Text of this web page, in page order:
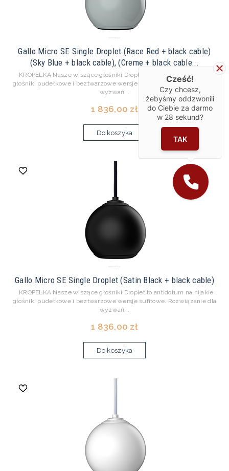
Gallo Micro SE Single Droplet (Race Red + black cable)
(Sky Blue + black cable), (Creme + black cable...
KROPELKA Nasze wiszące głośniki Droplet to antidotum na nijakie
głośniki pudełkowe i beztwarzowe wersje sufitowe. Rozwiązanie dla
wyzwań...
1 836,00 zł
Do koszyka
Gallo Micro SE Single Droplet (Satin Black + black cable)
KROPELKA Nasze wiszące głośniki Droplet to antidotum na nijakie
głośniki pudełkowe i beztwarzowe wersje sufitowe. Rozwiązanie dla
wyzwań...
1 836,00 zł
Do koszyka
Cześć!
Czy chcesz,
żebyśmy oddzwonili
do Ciebie za darmo
w 28 sekund?
TAK